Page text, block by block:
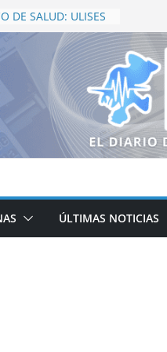
HACIA UN
DE SALUD: ULISES
de Zacatecas
de conformación
trazan
para el campo
de Zacatecas
en
para Feria
ÚLTIMAS NOTICIAS